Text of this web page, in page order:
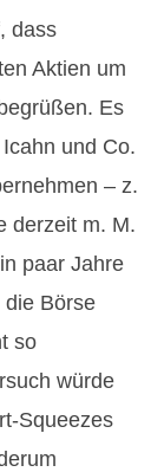
dass
Aktien um
Es
und Co.
– z.
derzeit m. M.
paar Jahre
die Börse
so
würde
Squeezes